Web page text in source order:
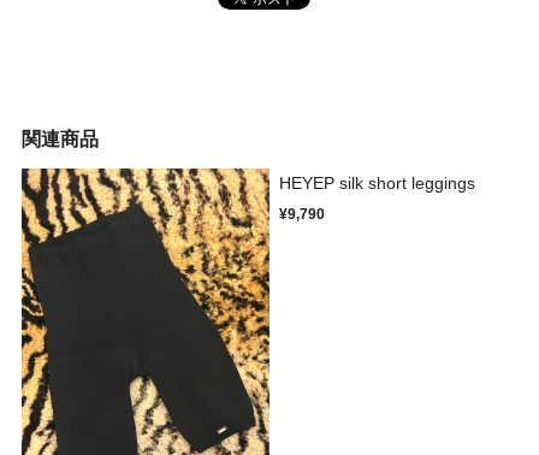
関連商品
HEYEP silk short leggings
¥9,790